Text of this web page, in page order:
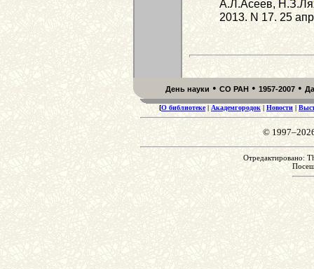
А.Л.Асеев,
2013. N 17. 25
День науки • СО РАН • 1957-2007 •
[О библиотеке| Академгородок| Новости |
©
Отредактировано: